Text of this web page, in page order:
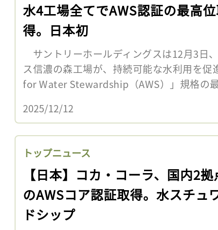
水4工場全てでAWS認証の最高
得。日本初
サントリーホールディングスは12月3日
ス信濃の森工場が、持続可能な水利用を
for Water Stewardship（AWS）」規格の
2025/12/12
トップニュース
【日本】コカ・コーラ、国内2
のAWSコア認証取得。水スチュ
ドシップ